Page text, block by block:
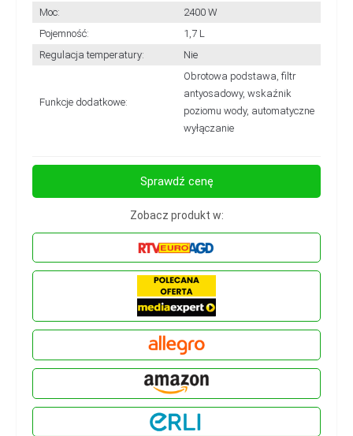
Moc:
2400 W
Pojemność:
1,7 L
Regulacja temperatury:
Nie
Funkcje dodatkowe:
Obrotowa podstawa, filtr
antyosadowy, wskaźnik
poziomu wody, automatyczne
wyłączanie
Sprawdź cenę
Zobacz produkt w: